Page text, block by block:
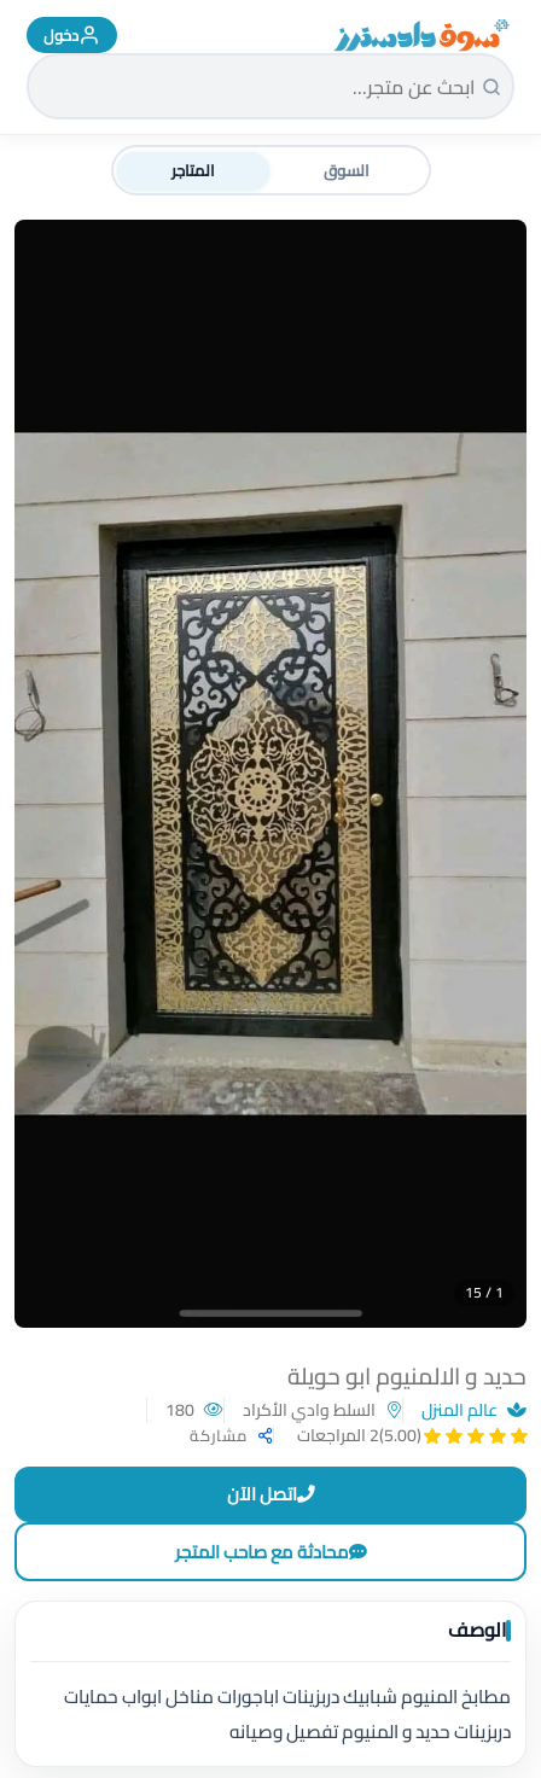
سوق دادسترز الرئيسية دخول
السوق المتاجر
حديد و الالمنيوم ابو حويلة
عالم المنزل السلط وادي الأكراد
(5.00)
2 المراجعات مشاركة
1 / 15
اتصل الآن
محادثة مع صاحب المتجر
الوصف
مطابخ المنيوم شبابيك دربزينات اباجورات مناخل ابواب حمايات
دربزينات حديد و المنيوم تفصيل وصيانه